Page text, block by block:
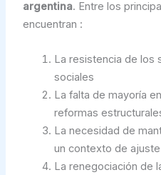
argentina. Entre los
encuentran :
La resistencia de los
sociales
La falta de mayoría
reformas
La necesidad de
un contexto de ajuste
La renegociación de